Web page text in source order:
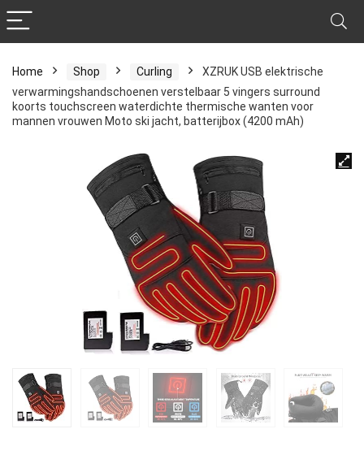
Home Shop Curling
XZRUK USB elektrische
verwarmingshandschoenen verstelbaar 5 vingers surround
koorts touchscreen waterdichte thermische wanten voor
mannen vrouwen Moto ski jacht, batterijbox (4200 mAh)